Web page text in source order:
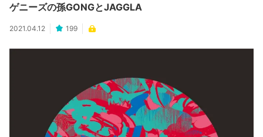
ゲニーズの孫GONGとJAGGLA
2021.04.12 199